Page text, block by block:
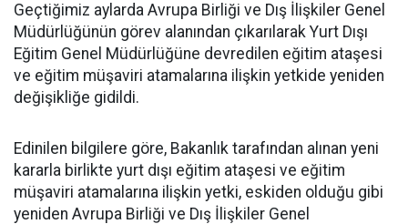
Geçtiğimiz aylarda Avrupa Birliği ve Dış İlişkiler Genel
Müdürlüğünün görev alanından çıkarılarak Yurt Dışı
Eğitim Genel Müdürlüğüne devredilen eğitim ataşesi
ve eğitim müşaviri atamalarına ilişkin yetkide yeniden
değişikliğe gidildi.
Edinilen bilgilere göre, Bakanlık tarafından alınan yeni
kararla birlikte yurt dışı eğitim ataşesi ve eğitim
müşaviri atamalarına ilişkin yetki, eskiden olduğu gibi
yeniden Avrupa Birliği ve Dış İlişkiler Genel